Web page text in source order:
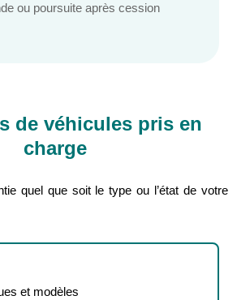
ou poursuite après cession
de véhicules pris en
charge
quel que soit le type ou l’état de votre
et modèles